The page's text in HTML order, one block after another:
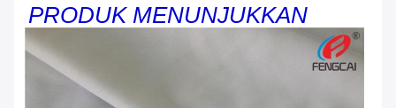
PRODUK MENUNJUKKAN